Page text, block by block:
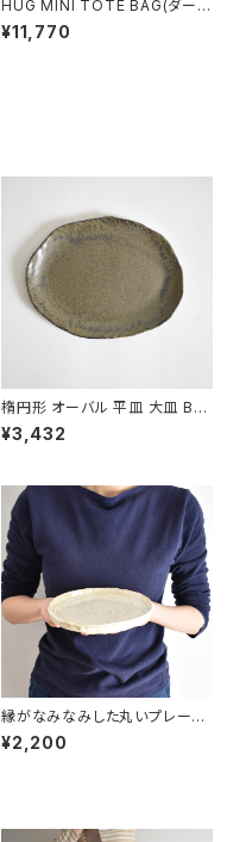
HUG MINI TOTE BAG(ダーク
グレー)
¥11,770
楕円形 オーバル 平皿 大皿 BS
P088
¥3,432
縁がなみなみした丸いプレート
中皿(白/光沢/点模様/白御影土)
¥2,200